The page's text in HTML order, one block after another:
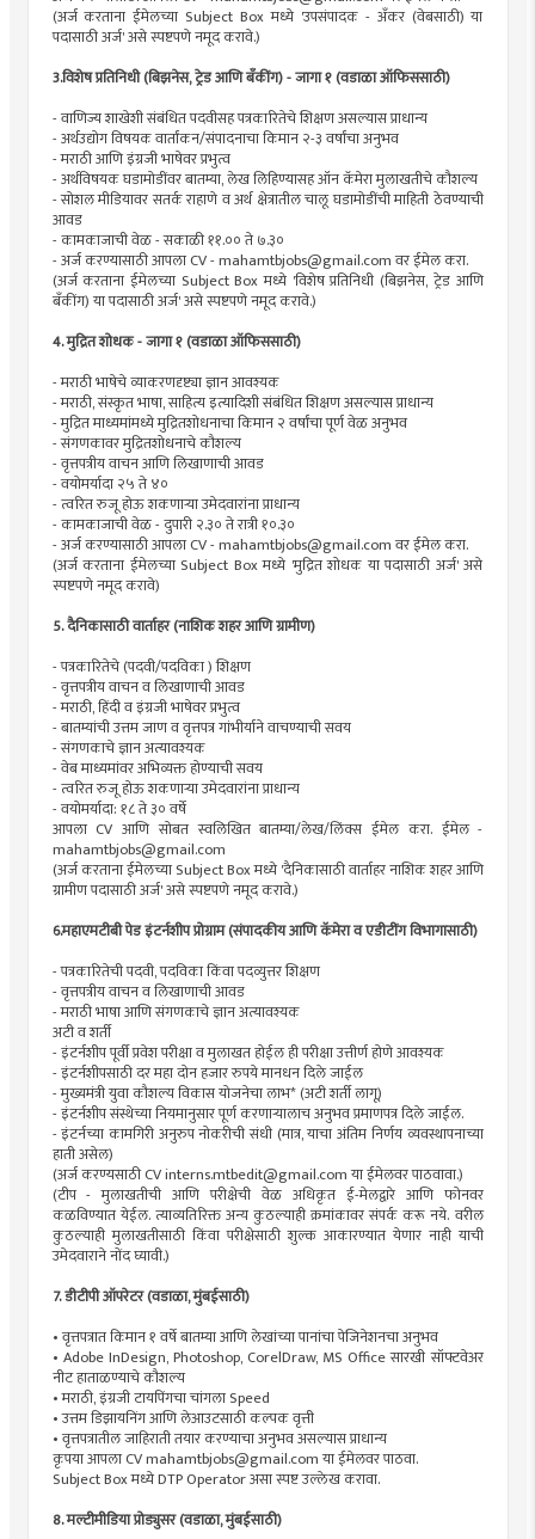
(अर्ज करताना ईमेलच्या Subject Box मध्ये 'उपसंपादक - अँकर (वेबसाठी) या
पदासाठी अर्ज' असे स्पष्टपणे नमूद करावे.)
3.विशेष प्रतिनिधी (बिझनेस, ट्रेड आणि बँकींग) - जागा १ (वडाळा ऑफिससाठी)
- वाणिज्य शाखेशी संबंधित पदवीसह पत्रकारितेचे शिक्षण असल्यास प्राधान्य
- अर्थउद्योग विषयक वार्तांकन/संपादनाचा किमान २-३ वर्षांचा अनुभव
- मराठी आणि इंग्रजी भाषेवर प्रभुत्व
- अर्थविषयक घडामोडींवर बातम्या, लेख लिहिण्यासह ऑन कॅमेरा मुलाखतीचे कौशल्य
- सोशल मीडियावर सतर्क राहाणे व अर्थ क्षेत्रातील चालू घडामोडींची माहिती ठेवण्याची
आवड
- कामकाजाची वेळ - सकाळी ११.०० ते ७.३०
- अर्ज करण्यासाठी आपला CV -mahamtbjobs@gmail.comवर ईमेल करा.
(अर्ज करताना ईमेलच्या Subject Box मध्ये 'विशेष प्रतिनिधी (बिझनेस, ट्रेड आणि
बँकींग) या पदासाठी अर्ज' असे स्पष्टपणे नमूद करावे.)
4. मुद्रित शोधक - जागा १ (वडाळा ऑफिससाठी)
- मराठी भाषेचे व्याकरणदृष्ट्या ज्ञान आवश्यक
- मराठी, संस्कृत भाषा, साहित्य इत्यादिशी संबंधित शिक्षण असल्यास प्राधान्य
- मुद्रित माध्यमांमध्ये मुद्रितशोधनाचा किमान २ वर्षांचा पूर्ण वेळ अनुभव
- संगणकावर मुद्रितशोधनाचे कौशल्य
- वृत्तपत्रीय वाचन आणि लिखाणाची आवड
- वयोमर्यादा २५ ते ४०
- त्वरित रुजू होऊ शकणाऱ्या उमेदवारांना प्राधान्य
- कामकाजाची वेळ - दुपारी २.३० ते रात्री १०.३०
- अर्ज करण्यासाठी आपला CV -mahamtbjobs@gmail.comवर ईमेल करा.
(अर्ज करताना ईमेलच्या Subject Box मध्ये 'मुद्रित शोधक या पदासाठी अर्ज' असे
स्पष्टपणे नमूद करावे)
5. दैनिकासाठी वार्ताहर (नाशिक शहर आणि ग्रामीण)
- पत्रकारितेचे (पदवी/पदविका ) शिक्षण
- वृत्तपत्रीय वाचन व लिखाणाची आवड
- मराठी, हिंदी व इंग्रजी भाषेवर प्रभुत्व
- बातम्यांची उत्तम जाण व वृत्तपत्र गांभीर्याने वाचण्याची सवय
- संगणकाचे ज्ञान अत्यावश्यक
- वेब माध्यमांवर अभिव्यक्त होण्याची सवय
- त्वरित रुजू होऊ शकणाऱ्या उमेदवारांना प्राधान्य
- वयोमर्यादा: १८ ते ३० वर्षे
आपला CV आणि सोबत स्वलिखित बातम्या/लेख/लिंक्स ईमेल करा. ईमेल -
mahamtbjobs@gmail.com
(अर्ज करताना ईमेलच्या Subject Box मध्ये 'दैनिकासाठी वार्ताहर नाशिक शहर आणि
ग्रामीण पदासाठी अर्ज' असे स्पष्टपणे नमूद करावे.)
6.महाएमटीबी पेड इंटर्नशीप प्रोग्राम (संपादकीय आणि कॅमेरा व एडीटींग विभागासाठी)
- पत्रकारितेची पदवी, पदविका किंवा पदव्युत्तर शिक्षण
- वृत्तपत्रीय वाचन व लिखाणाची आवड
- मराठी भाषा आणि संगणकाचे ज्ञान अत्यावश्यक
अटी व शर्ती
- इंटर्नशीप पूर्वी प्रवेश परीक्षा व मुलाखत होईल ही परीक्षा उत्तीर्ण होणे आवश्यक
- इंटर्नशीपसाठी दर महा दोन हजार रुपये मानधन दिले जाईल
- मुख्यमंत्री युवा कौशल्य विकास योजनेचा लाभ* (अटी शर्ती लागू)
- इंटर्नशीप संस्थेच्या नियमानुसार पूर्ण करणाऱ्यालाच अनुभव प्रमाणपत्र दिले जाईल.
- इंटर्नच्या कामगिरी अनुरुप नोकरीची संधी (मात्र, याचा अंतिम निर्णय व्यवस्थापनाच्या
हाती असेल)
(अर्ज करण्यसाठी CVinterns.mtbedit@gmail.comया ईमेलवर पाठवावा.)
(टीप - मुलाखतीची आणि परीक्षेची वेळ अधिकृत ई-मेलद्वारे आणि फोनवर
कळविण्यात येईल. त्याव्यतिरिक्त अन्य कुठल्याही क्रमांकावर संपर्क करू नये. वरील
कुठल्याही मुलाखतीसाठी किंवा परीक्षेसाठी शुल्क आकारण्यात येणार नाही याची
उमेदवाराने नोंद घ्यावी.)
7. डीटीपी ऑपरेटर (वडाळा, मुंबईसाठी)
• वृत्तपत्रात किमान १ वर्षे बातम्या आणि लेखांच्या पानांचा पेजिनेशनचा अनुभव
• Adobe InDesign, Photoshop, CorelDraw, MS Office सारखी सॉफ्टवेअर
नीट हाताळण्याचे कौशल्य
• मराठी, इंग्रजी टायपिंगचा चांगला Speed
• उत्तम डिझायनिंग आणि लेआउटसाठी कल्पक वृत्ती
• वृत्तपत्रातील जाहिराती तयार करण्याचा अनुभव असल्यास प्राधान्य
कृपया आपला CVmahamtbjobs@gmail.comया ईमेलवर पाठवा.
Subject Box मध्ये DTP Operator असा स्पष्ट उल्लेख करावा.
8. मल्टीमीडिया प्रोड्युसर (वडाळा, मुंबईसाठी)